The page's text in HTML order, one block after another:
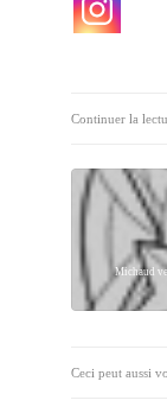
Continuer la
Michaud
Ceci peut aussi